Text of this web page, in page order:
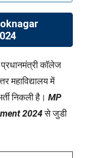
कॉलेज
महाविद्यालय में
निकली है। MP
2024से जुडी